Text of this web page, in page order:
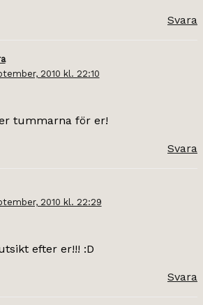
Svara
2010 kl. 22:10
tummarna för er!
Svara
2010 kl. 22:29
efter er!!! :D
Svara